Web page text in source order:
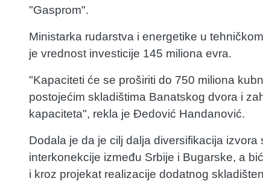
"Gasprom".
Ministarka rudarstva i energetike u
je vrednost investicije 145 miliona evra.
"Kapaciteti će se proširiti do 750 miliona
postojećim skladištima Banatskog dvora i
kapaciteta", rekla je Đedović Handanović.
Dodala je da je cilj dalja diversifikacija
interkonekcije između Srbije i Bugarske, a
i kroz projekat realizacije dodatnog